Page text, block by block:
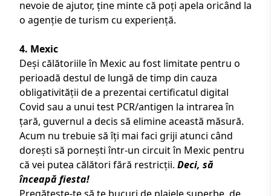
nevoie de ajutor, ține minte că poți apela oricând la
o agenție de turism cu experiență.
4. Mexic
Deși călătoriile în Mexic au fost limitate pentru o
perioadă destul de lungă de timp din cauza
obligativității de a prezentai certificatul digital
Covid sau a unui test PCR/antigen la intrarea în
țară, guvernul a decis să elimine această măsură.
Acum nu trebuie să îți mai faci griji atunci când
dorești să pornești într-un circuit în Mexic pentru
că vei putea călători fără restricții. Deci, să
înceapă fiesta!